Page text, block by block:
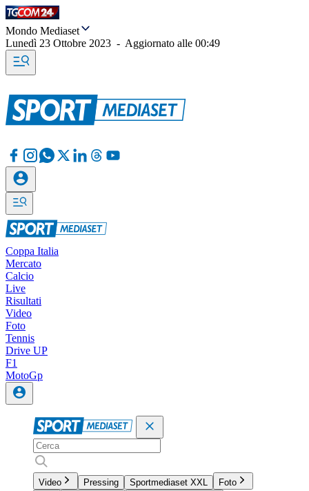
Mondo Mediaset
Lunedì 23 Ottobre 2023 - Aggiornato alle 00:49
Coppa Italia
Mercato
Calcio
Live
Risultati
Video
Foto
Tennis
Drive UP
F1
MotoGp
Video Pressing Sportmediaset XXL
Foto